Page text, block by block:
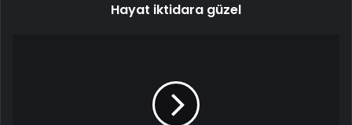
Hayat iktidara güzel